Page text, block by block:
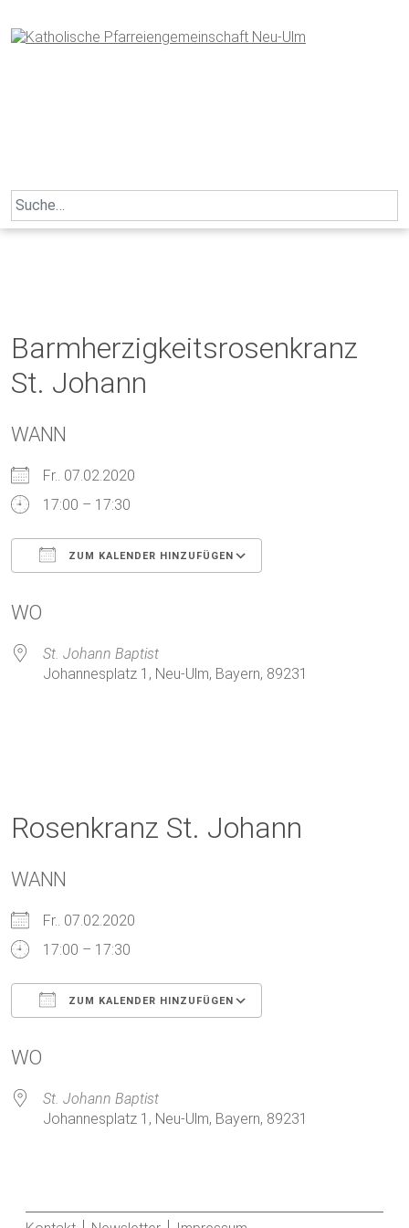
to
content
Search
for:
Barmherzigkeitsrosenkranz
St. Johann
WANN
Fr.. 07.02.2020
17:00 – 17:30
ZUM KALENDER HINZUFÜGEN
WO
St. Johann Baptist
Johannesplatz 1, Neu-Ulm, Bayern, 89231
Rosenkranz St. Johann
WANN
Fr.. 07.02.2020
17:00 – 17:30
ZUM KALENDER HINZUFÜGEN
WO
St. Johann Baptist
Johannesplatz 1, Neu-Ulm, Bayern, 89231